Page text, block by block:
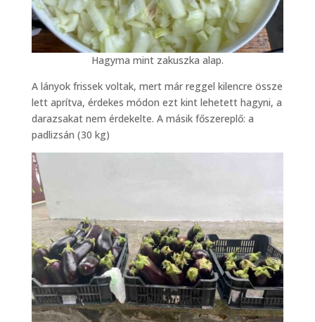
Hagyma mint zakuszka alap.
A lányok frissek voltak, mert már reggel kilencre össze
lett aprítva, érdekes módon ezt kint lehetett hagyni, a
darazsakat nem érdekelte. A másik főszereplő: a
padlizsán (30 kg)